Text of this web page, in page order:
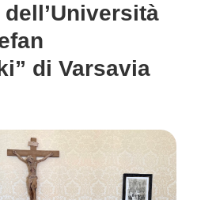
di Varsavia